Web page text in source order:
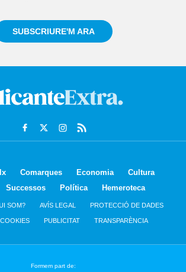
SUBSCRIURE'M ARA
Comarques Economia
Cultura
Successos Política Hemeroteca
SOM? AVÍS LEGAL PROTECCIÓ DE DADES
PUBLICITAT TRANSPARÈNCIA
Formem part de: